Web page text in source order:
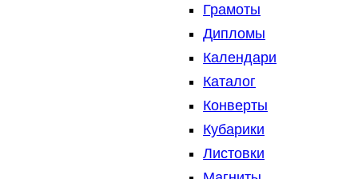
Грамоты
Дипломы
Календари
Каталог
Конверты
Кубарики
Листовки